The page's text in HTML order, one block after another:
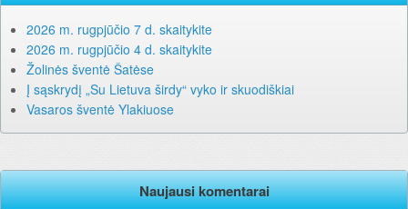
2026 m. rugpjūčio 7 d. skaitykite
2026 m. rugpjūčio 4 d. skaitykite
Žolinės šventė Šatėse
Į sąskrydį „Su Lietuva širdy“ vyko ir skuodiškiai
Vasaros šventė Ylakiuose
Naujausi komentarai